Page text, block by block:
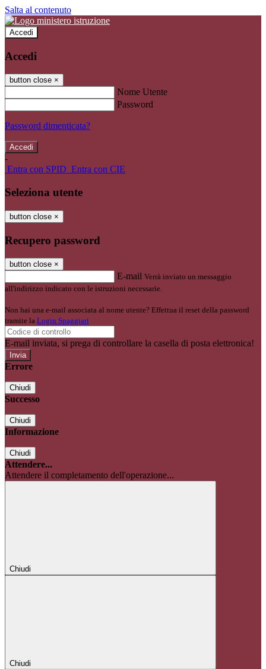
Salta al contenuto
Accedi
Accedi
button close ×
Nome Utente
Password
Password dimenticata?
-
Entra con SPID Entra con CIE
Seleziona utente
button close ×
Recupero password
button close ×
E-mail Verrà inviato un messaggio
all'indirizzo indicato con le istruzioni necessarie.
Non hai una e-mail associata al nome utente? Effettua il reset della password
tramite la Login Spaggiari
E-mail inviata, si prega di controllare la casella di posta elettronica!
Errore
Chiudi
Successo
Chiudi
Informazione
Chiudi
Attendere...
Attendere il completamento dell'operazione...
Chiudi
Chiudi